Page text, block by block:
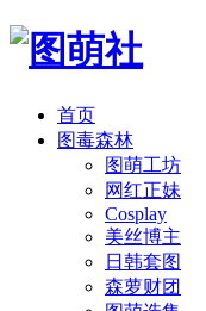
首页
图毒森林
图萌工坊
网红正妹
Cosplay
美丝博主
日韩套图
森萝财团